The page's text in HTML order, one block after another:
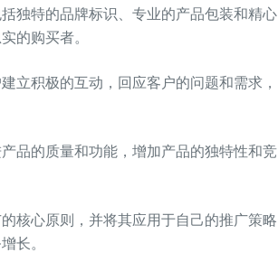
独特的品牌标识、专业的产品包装和精心
的购买者。
立积极的互动，回应客户的问题和需求，
品的质量和功能，增加产品的独特性和竞
核心原则，并将其应用于自己的推广策略
长。